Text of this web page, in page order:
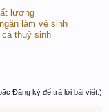
lượng
làm vệ sinh
thuỷ sinh
Đăng ký để trả lời bài viết.)